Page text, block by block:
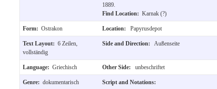
1889.
Find Location: Karnak (?)
Form: Ostrakon Location: Papyrusdepot
Text Layout: 6 Zeilen,
vollständig
Side and Direction: Außenseite
Language: Griechisch Other Side: unbeschriftet
Genre: dokumentarisch Script and Notations: